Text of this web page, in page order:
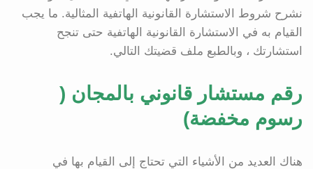
نشرح شروط الاستشارة القانونية الهاتفية المثالية. ما يجب
القيام به في الاستشارة القانونية الهاتفية حتى تنجح
استشارتك ، وبالطبع ملف قضيتك التالي.
رقم مستشار قانوني بالمجان (
رسوم مخفضة)
هناك العديد من الأشياء التي تحتاج إلى القيام بها في